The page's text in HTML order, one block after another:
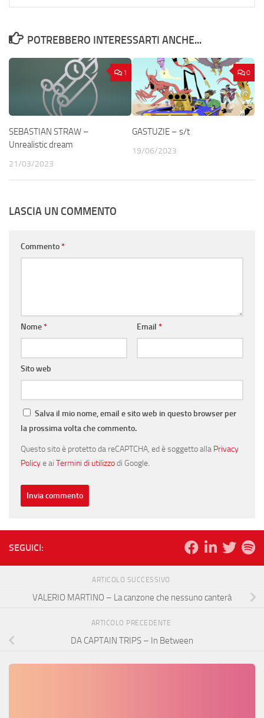
POTREBBERO INTERESSARTI ANCHE...
1
SEBASTIAN STRAW –
Unrealistic dream
21/03/2023
0
GASTUZIE – s/t
19/06/2023
LASCIA UN COMMENTO
Commento*
Nome* Email *
Sito web
Salva il mio nome, email e sito web in questo browser per
la prossima volta che commento.
Questo sito è protetto da reCAPTCHA, ed è soggetto alla Privacy
Policye ai Termini di utilizzodi Google.
SEGUICI:
ARTICOLO SUCCESSIVO
VALERIO MARTINO – La canzone che nessuno canterà
ARTICOLO PRECEDENTE
DA CAPTAIN TRIPS – In Between